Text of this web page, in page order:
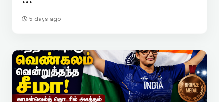
5 days ago